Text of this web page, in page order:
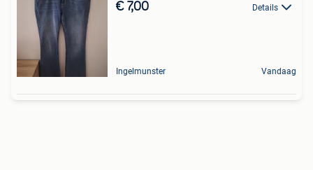
€ 7,00 Details
Ingelmunster Vandaag